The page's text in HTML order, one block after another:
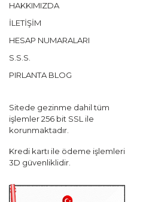
HAKKIMIZDA
İLETİŞİM
HESAP NUMARALARI
S.S.S.
PIRLANTA BLOG
Sitede gezinme dahil tüm
işlemler 256 bit SSL ile
korunmaktadır.
Kredi kartı ile ödeme işlemleri
3D güvenliklidir.